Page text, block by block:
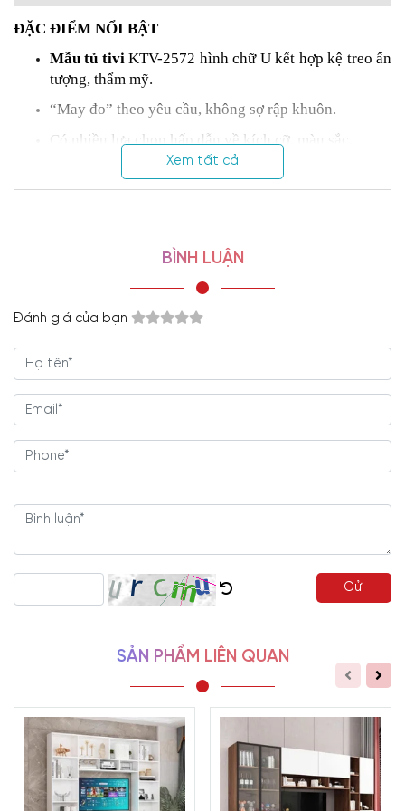
ĐẶC ĐIỂM NỔI BẬT
Mẫu tủ tiviKTV-2572 hình chữ U kết hợp kệ treo ấn
tượng, thẩm mỹ.
“May đo” theo yêu cầu, không sợ rập khuôn.
Có nhiều lựa chọn hấp dẫn về kích cỡ, màu sắc.
mẫu tủ tivi phòng khách
trọng, nâng tầm không gian sống hiện đại, đẳng cấp.
Có thể kết hợp đèn LED mang đến vẻ đẹp lung linh
tủ kệ tivi phòng khách hiện đại
Các ngăn lưu trữ thông minh, đáp ứng tốt nhu cầu sử
dụng.
Gia côngmẫu tủ tivitại xưởng riêng Viva, không
qua trung gian.
Vận chuyển, giao lắp tận nơi, tiết kiệm thời gian,
công sức.
Tư vấn, thiết kếmẫu tủ tivimiễn phí.
Thi công nhanh, bảo hành lên đến 2 năm, hỗ trợ trọn
đời.
Xem tất cả
BÌNH LUẬN
Đánh giá của bạn
Gửi
SẢN PHẨM LIÊN QUAN